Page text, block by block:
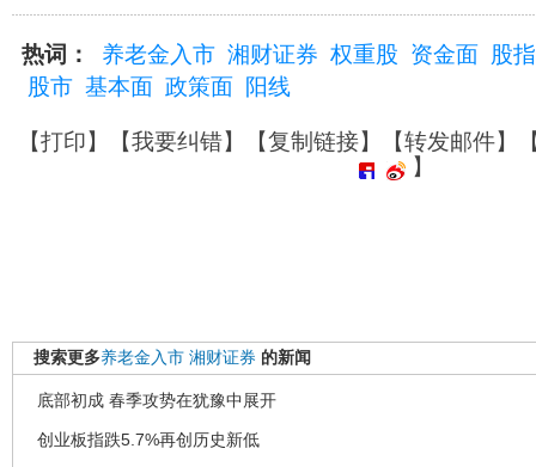
热词： 养老金入市 湘财证券 权重股 资金面
股指
股市 基本面 政策面 阳线
【打印】【我要纠错】【复制链接】【转发邮件】
】
搜索更多养老金入市 湘财证券 的新闻
底部初成 春季攻势在犹豫中展开
创业板指跌5.7%再创历史新低